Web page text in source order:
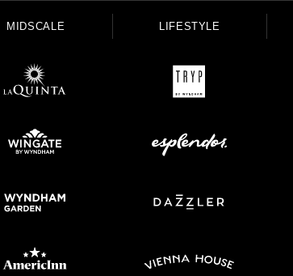
MIDSCALE LIFESTYLE